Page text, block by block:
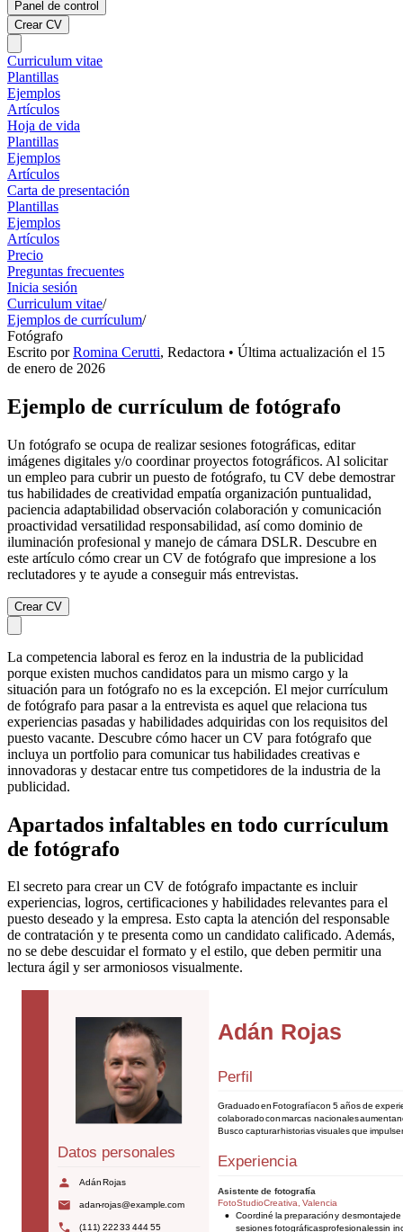
Panel de control
Crear CV
Curriculum vitae
Plantillas
Ejemplos
Artículos
Hoja de vida
Plantillas
Ejemplos
Artículos
Carta de presentación
Plantillas
Ejemplos
Artículos
Precio
Preguntas frecuentes
Inicia sesión
Curriculum vitae/
Ejemplos de currículum/
Fotógrafo
Escrito porRomina Cerutti, Redactora • Última actualización el 15
de enero de 2026
Ejemplo de currículum de fotógrafo
Un fotógrafo se ocupa de realizar sesiones fotográficas, editar
imágenes digitales y/o coordinar proyectos fotográficos. Al solicitar
un empleo para cubrir un puesto de fotógrafo, tu CV debe demostrar
tus habilidades de creatividad empatía organización puntualidad,
paciencia adaptabilidad observación colaboración y comunicación
proactividad versatilidad responsabilidad, así como dominio de
iluminación profesional y manejo de cámara DSLR. Descubre en
este artículo cómo crear un CV de fotógrafo que impresione a los
reclutadores y te ayude a conseguir más entrevistas.
Crear CV
La competencia laboral es feroz en la industria de la publicidad
porque existen muchos candidatos para un mismo cargo y la
situación para un fotógrafo no es la excepción. El mejor currículum
de fotógrafo para pasar a la entrevista es aquel que relaciona tus
experiencias pasadas y habilidades adquiridas con los requisitos del
puesto vacante. Descubre cómo hacer un CV para fotógrafo que
incluya un portfolio para comunicar tus habilidades creativas e
innovadoras y destacar entre tus competidores de la industria de la
publicidad.
Apartados infaltables en todo currículum
de fotógrafo
El secreto para crear un CV de fotógrafo impactante es incluir
experiencias, logros, certificaciones y habilidades relevantes para el
puesto deseado y la empresa. Esto capta la atención del responsable
de contratación y te presenta como un candidato calificado. Además,
no se debe descuidar el formato y el estilo, que deben permitir una
lectura ágil y ser armoniosos visualmente.